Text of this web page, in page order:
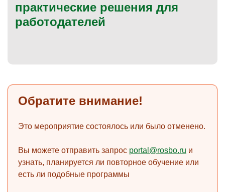
практические решения для
работодателей
Обратите внимание!
Это мероприятие состоялось или было отменено.
Вы можете отправить запрос portal@rosbo.ru и
узнать, планируется ли повторное обучение или
есть ли подобные программы